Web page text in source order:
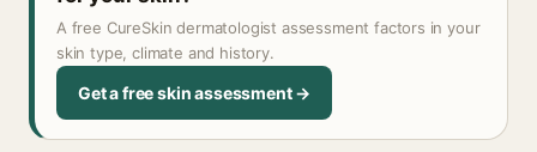
A free CureSkin dermatologist assessment factors in your
skin type, climate and history.
Get a free skin assessment →